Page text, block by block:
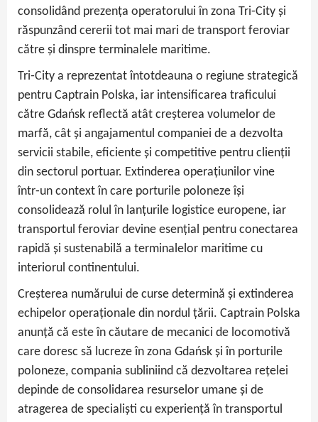
consolidând prezența operatorului în zona Tri‑City și
răspunzând cererii tot mai mari de transport feroviar
către și dinspre terminalele maritime.
Tri‑City a reprezentat întotdeauna o regiune strategică
pentru Captrain Polska, iar intensificarea traficului
către Gdańsk reflectă atât creșterea volumelor de
marfă, cât și angajamentul companiei de a dezvolta
servicii stabile, eficiente și competitive pentru clienții
din sectorul portuar. Extinderea operațiunilor vine
într‑un context în care porturile poloneze își
consolidează rolul în lanțurile logistice europene, iar
transportul feroviar devine esențial pentru conectarea
rapidă și sustenabilă a terminalelor maritime cu
interiorul continentului.
Creșterea numărului de curse determină și extinderea
echipelor operaționale din nordul țării. Captrain Polska
anunță că este în căutare de mecanici de locomotivă
care doresc să lucreze în zona Gdańsk și în porturile
poloneze, compania subliniind că dezvoltarea rețelei
depinde de consolidarea resurselor umane și de
atragerea de specialiști cu experiență în transportul